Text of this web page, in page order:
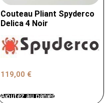
Couteau Pliant Spyderco
Delica 4 Noir
119,00 €
Ajoutez au panier